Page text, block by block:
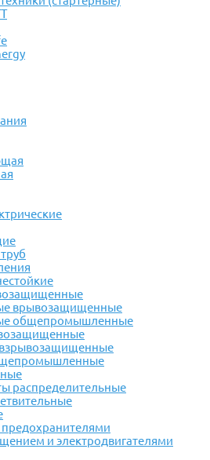
врывозащищенные
общепромышленные
распределительные
и электродвигателями